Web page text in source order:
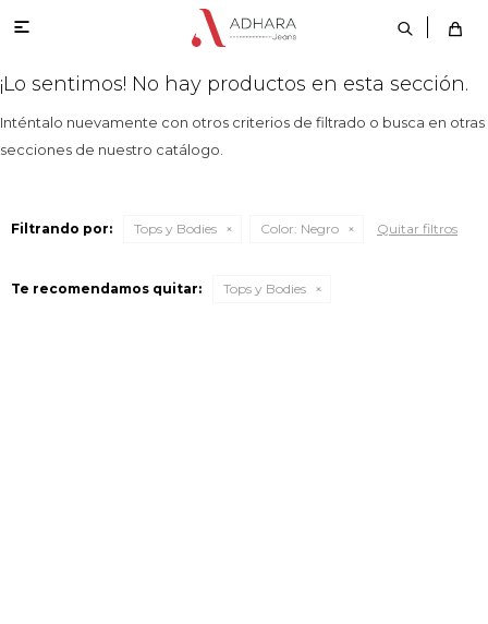

¡Lo sentimos! No hay productos en esta sección.
Inténtalo nuevamente con otros criterios de filtrado o busca en otras
secciones de nuestro catálogo.
Filtrando por: Tops y Bodies Color: Negro Quitar filtros
Te recomendamos quitar: Tops y Bodies